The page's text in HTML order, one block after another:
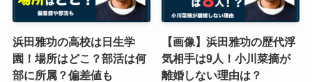
浜田雅功の高校は日生学
園！場所はどこ？部活は何
部に所属？偏差値も
【画像】浜田雅功の歴代浮
気相手は9人！小川菜摘が
離婚しない理由は？